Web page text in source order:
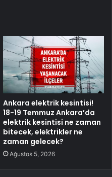
Ankara elektrik kesintisi!
18-19 Temmuz Ankara’da
elektrik kesintisi ne zaman
bitecek, elektrikler ne
zaman gelecek?
Ağustos 5, 2026